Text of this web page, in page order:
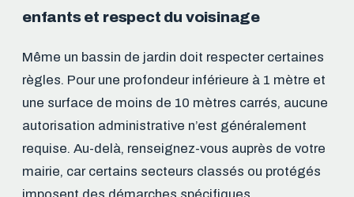
enfants et respect du voisinage
Même un bassin de jardin doit respecter certaines
règles. Pour une profondeur inférieure à 1 mètre et
une surface de moins de 10 mètres carrés, aucune
autorisation administrative n’est généralement
requise. Au-delà, renseignez-vous auprès de votre
mairie, car certains secteurs classés ou protégés
imposent des démarches spécifiques.